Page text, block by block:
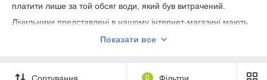
платити лише за той обсяг води, який був витрачений.
Лічильники представлені в нашому інтернет-магазині мають
державним стандартам, а також гарантію
EcoStar ( 48 місяця) - Середньої надійності
Показати все
Сортування 0 Фільтри